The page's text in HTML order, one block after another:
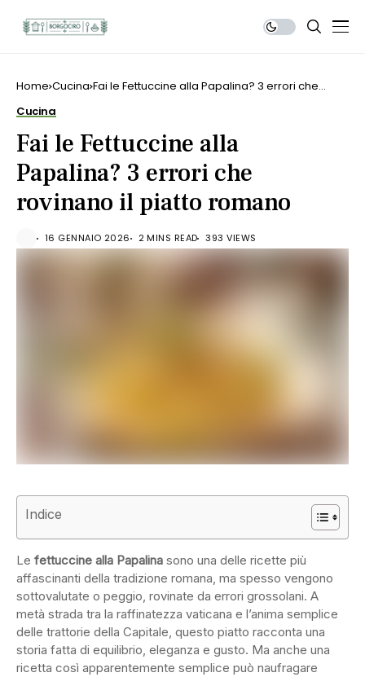
Home Cucina Fai le Fettuccine alla Papalina? 3 errori che
Cucina
Fai le Fettuccine alla
Papalina? 3 errori che
rovinano il piatto romano
16 GENNAIO 2026 2 MINS READ 393 VIEWS
Indice
Le fettuccine alla Papalina sono una delle ricette più
affascinanti della tradizione romana, ma spesso vengono
sottovalutate o peggio, rovinate da errori grossolani. A
metà strada tra la raffinatezza vaticana e l’anima semplice
delle trattorie della Capitale, questo piatto racconta una
storia fatta di equilibrio, eleganza e gusto. Ma anche una
ricetta così apparentemente semplice può naufragare